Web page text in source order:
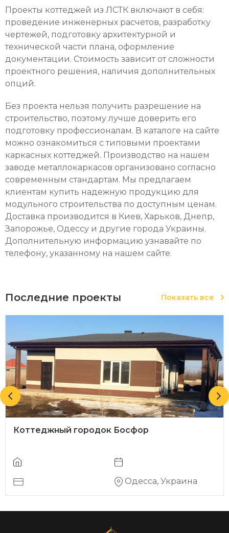
Проекты коттеджей из ЛСТК включают в себя:
проведение инженерных расчетов, разработку
чертежей, подготовку архитектурной и
технической части плана, оформление
документации. Стоимость зависит от сложности
проектного решения, наличия дополнительных
опций.
Без проекта нельзя получить разрешение на
строительство, поэтому лучше доверить его
подготовку профессионалам. В каталоге на сайте
можно ознакомиться с типовыми проектами
каркасных коттеджей. Производство на нашем
заводе металлокаркасов организовано согласно
современным стандартам. Мы предлагаем
клиентам купить надежную продукцию для
модульного строительства по доступным ценам.
Доставка производится в Киев, Харьков, Днепр,
Запорожье, Одессу и другие города Украины.
Дополнительную информацию узнавайте по
телефону, указанному на нашем сайте.
Последние проекты Показать все
Коттеджный городок Босфор
Одесса, Украина